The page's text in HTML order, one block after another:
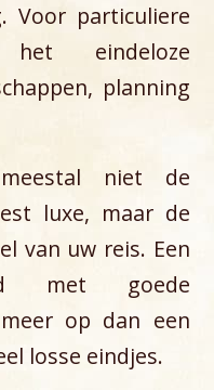
Voor particuliere
eindeloze
planning
niet de
luxe, maar de
van uw reis. Een
met goede
op dan een
losse eindjes.